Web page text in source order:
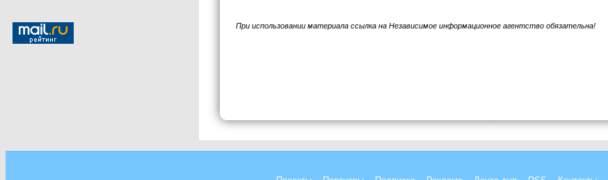
При использовании материала ссылка на Независимое информационное агентство обязательна!